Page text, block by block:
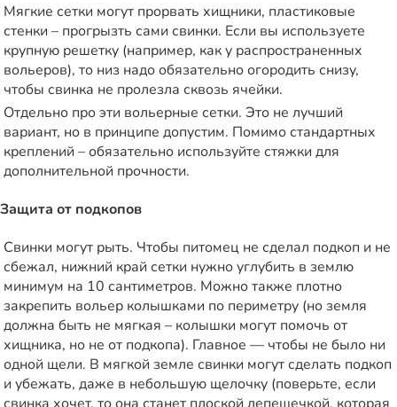
Мягкие сетки могут прорвать хищники, пластиковые
стенки – прогрызть сами свинки. Если вы используете
крупную решетку (например, как у распространенных
вольеров), то низ надо обязательно огородить снизу,
чтобы свинка не пролезла сквозь ячейки.
Отдельно про эти вольерные сетки. Это не лучший
вариант, но в принципе допустим. Помимо стандартных
креплений – обязательно используйте стяжки для
дополнительной прочности.
Защита от подкопов
Свинки могут рыть. Чтобы питомец не сделал подкоп и не
сбежал, нижний край сетки нужно углубить в землю
минимум на 10 сантиметров. Можно также плотно
закрепить вольер колышками по периметру (но земля
должна быть не мягкая – колышки могут помочь от
хищника, но не от подкопа). Главное — чтобы не было ни
одной щели. В мягкой земле свинки могут сделать подкоп
и убежать, даже в небольшую щелочку (поверьте, если